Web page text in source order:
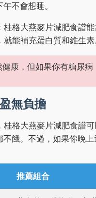
不會想睡。
桂格大燕麥片減肥食譜
能補充蛋白質和維生素
康，但如果你有糖尿病
無負擔
桂格大燕麥片減肥食譜
餓。不過，如果你晚
推薦組合